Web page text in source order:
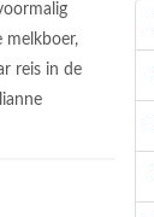
melkboer,
reis in de